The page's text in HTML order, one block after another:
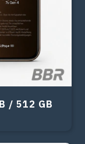
/ 512 GB